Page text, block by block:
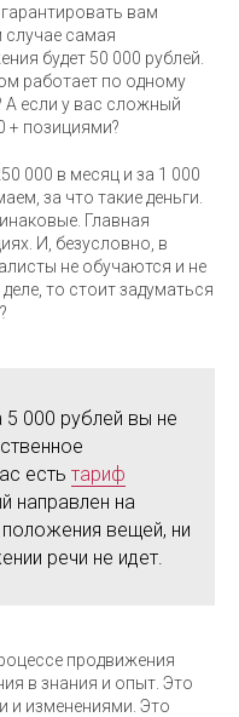
вам
случае самая
будет 50 000 рублей.
работает по одному
А если у вас сложный
+ позициями?
000 в месяц и за 1 000
за что такие деньги.
Главная
И, безусловно, в
не обучаются и не
то стоит задуматься
000 рублей вы не
есть тариф
направлен на
вещей, ни
речи не идет.
продвижения
в знания и опыт. Это
и изменениями. Это
аудит